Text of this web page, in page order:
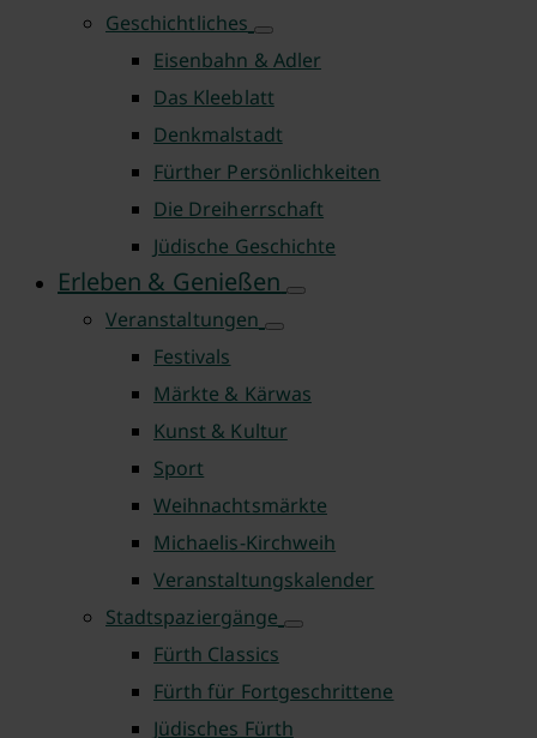
Geschichtliches
Eisenbahn & Adler
Das Kleeblatt
Denkmalstadt
Fürther Persönlichkeiten
Die Dreiherrschaft
Jüdische Geschichte
Erleben & Genießen
Veranstaltungen
Festivals
Märkte & Kärwas
Kunst & Kultur
Sport
Weihnachtsmärkte
Michaelis-Kirchweih
Veranstaltungskalender
Stadtspaziergänge
Fürth Classics
Fürth für Fortgeschrittene
Jüdisches Fürth